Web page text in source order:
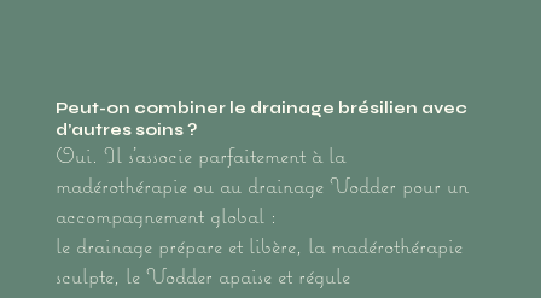
Peut-on combiner le drainage brésilien avec
d’autres soins ?
Oui. Il s’associe parfaitement à la
madérothérapie ou au drainage Vodder pour un
accompagnement global :
le drainage prépare et libère, la madérothérapie
sculpte, le Vodder apaise et régule